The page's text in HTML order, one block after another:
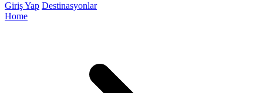
Giriş Yap Destinasyonlar
Home